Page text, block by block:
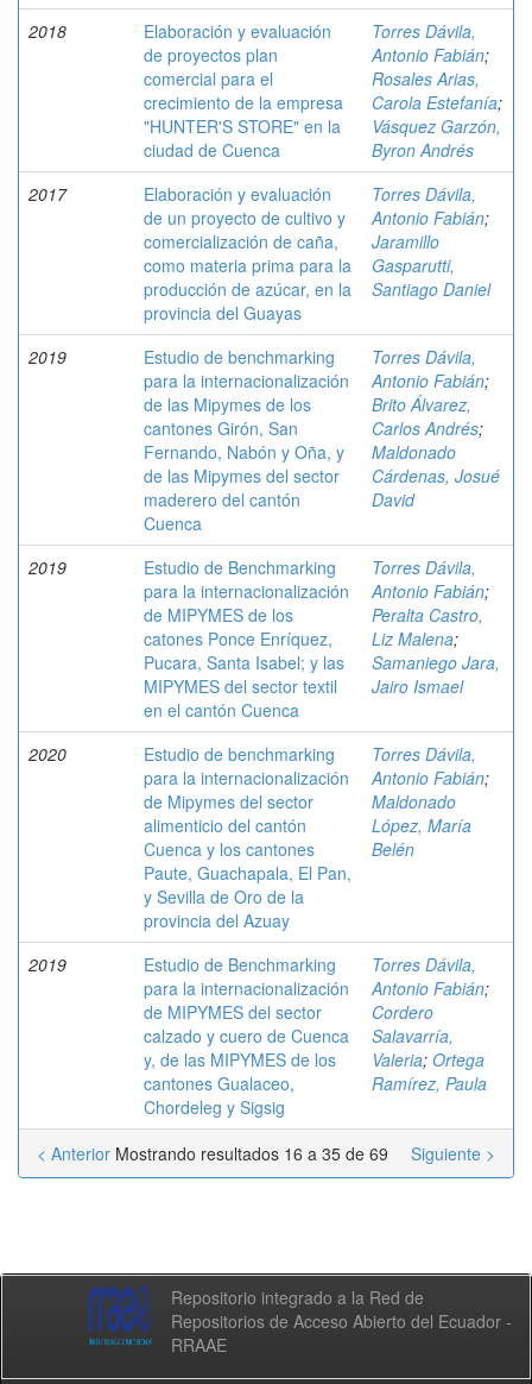
2018
Elaboración y evaluación
de proyectos plan
comercial para el
crecimiento de la empresa
"HUNTER'S STORE" en la
ciudad de Cuenca
Torres Dávila,
Antonio Fabián;
Rosales Arias,
Carola Estefanía;
Vásquez Garzón,
Byron Andrés
2017
Elaboración y evaluación
de un proyecto de cultivo y
comercialización de caña,
como materia prima para la
producción de azúcar, en la
provincia del Guayas
Torres Dávila,
Antonio Fabián;
Jaramillo
Gasparutti,
Santiago Daniel
2019
Estudio de benchmarking
para la internacionalización
de las Mipymes de los
cantones Girón, San
Fernando, Nabón y Oña, y
de las Mipymes del sector
maderero del cantón
Cuenca
Torres Dávila,
Antonio Fabián;
Brito Álvarez,
Carlos Andrés;
Maldonado
Cárdenas, Josué
David
2019
Estudio de Benchmarking
para la internacionalización
de MIPYMES de los
catones Ponce Enríquez,
Pucara, Santa Isabel; y las
MIPYMES del sector textil
en el cantón Cuenca
Torres Dávila,
Antonio Fabián;
Peralta Castro,
Liz Malena;
Samaniego Jara,
Jairo Ismael
2020
Estudio de benchmarking
para la internacionalización
de Mipymes del sector
alimenticio del cantón
Cuenca y los cantones
Paute, Guachapala, El Pan,
y Sevilla de Oro de la
provincia del Azuay
Torres Dávila,
Antonio Fabián;
Maldonado
López, María
Belén
2019
Estudio de Benchmarking
para la internacionalización
de MIPYMES del sector
calzado y cuero de Cuenca
y, de las MIPYMES de los
cantones Gualaceo,
Chordeleg y Sigsig
Torres Dávila,
Antonio Fabián;
Cordero
Salavarría,
Valeria; Ortega
Ramírez, Paula
Mostrando resultados 16 a 35 de 69
< Anterior Siguiente >
Repositorio integrado a la Red de
Repositorios de Acceso Abierto del Ecuador -
RRAAE